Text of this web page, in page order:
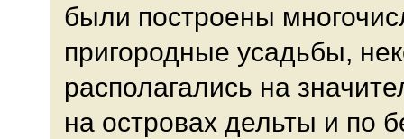
были построены
пригородные усадьбы,
располагались на
на островах дельты и по